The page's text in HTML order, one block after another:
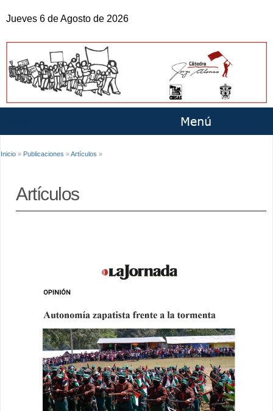
Pasar al
principal
Jueves 6 de Agosto de 2026
Se encuentra usted aquí
Inicio » Publicaciones »Artículos »
Artículos